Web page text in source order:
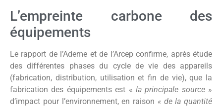
L’empreinte carbone des
équipements
Le rapport de l’Ademe et de l’Arcep confirme, après étude
des différentes phases du cycle de vie des appareils
(fabrication, distribution, utilisation et fin de vie), que la
fabrication des équipements est « la principale source»
d’impact pour l’environnement, en raison « de la quantité